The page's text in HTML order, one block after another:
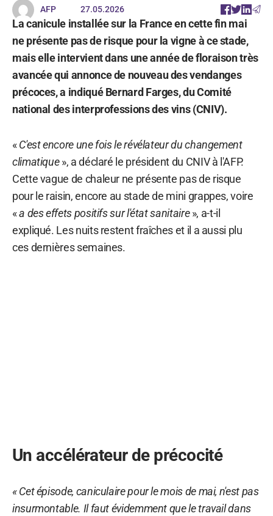
AFP 27.05.2026
La canicule installée sur la France en cette fin mai
ne présente pas de risque pour la vigne à ce stade,
mais elle intervient dans une année de floraison très
avancée qui annonce de nouveau des vendanges
précoces, a indiqué Bernard Farges, du Comité
national des interprofessions des vins (CNIV).
«C'est encore une fois le révélateur du changement
climatique», a déclaré le président du CNIV à l'AFP.
Cette vague de chaleur ne présente pas de risque
pour le raisin, encore au stade de mini grappes, voire
«a des effets positifs sur l'état sanitaire», a-t-il
expliqué. Les nuits restent fraîches et il a aussi plu
ces dernières semaines.
Un accélérateur de précocité
« Cet épisode, caniculaire pour le mois de mai, n'est pas
insurmontable. Il faut évidemment que le travail dans